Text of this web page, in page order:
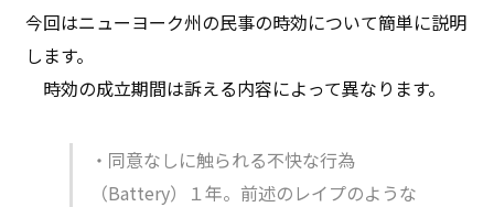
今回はニューヨーク州の民事の時効について簡単に説明
します。
時効の成立期間は訴える内容によって異なります。
・同意なしに触られる不快な行為
（Battery）１年。前述のレイプのような